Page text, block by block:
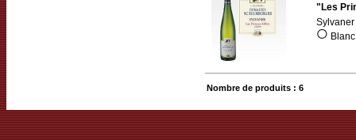
" Les
Sylvaner
Nombre de produits : 6